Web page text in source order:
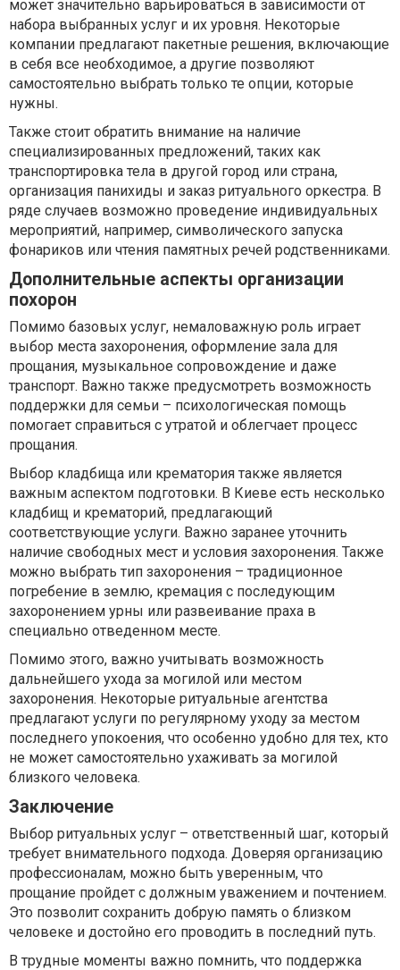
может значительно варьироваться в зависимости от
набора выбранных услуг и их уровня. Некоторые
компании предлагают пакетные решения, включающие
в себя все необходимое, а другие позволяют
самостоятельно выбрать только те опции, которые
нужны.
Также стоит обратить внимание на наличие
специализированных предложений, таких как
транспортировка тела в другой город или страна,
организация панихиды и заказ ритуального оркестра. В
ряде случаев возможно проведение индивидуальных
мероприятий, например, символического запуска
фонариков или чтения памятных речей родственниками.
Дополнительные аспекты организации
похорон
Помимо базовых услуг, немаловажную роль играет
выбор места захоронения, оформление зала для
прощания, музыкальное сопровождение и даже
транспорт. Важно также предусмотреть возможность
поддержки для семьи – психологическая помощь
помогает справиться с утратой и облегчает процесс
прощания.
Выбор кладбища или крематория также является
важным аспектом подготовки. В Киеве есть несколько
кладбищ и крематорий, предлагающий
соответствующие услуги. Важно заранее уточнить
наличие свободных мест и условия захоронения. Также
можно выбрать тип захоронения – традиционное
погребение в землю, кремация с последующим
захоронением урны или развеивание праха в
специально отведенном месте.
Помимо этого, важно учитывать возможность
дальнейшего ухода за могилой или местом
захоронения. Некоторые ритуальные агентства
предлагают услуги по регулярному уходу за местом
последнего упокоения, что особенно удобно для тех, кто
не может самостоятельно ухаживать за могилой
близкого человека.
Заключение
Выбор ритуальных услуг – ответственный шаг, который
требует внимательного подхода. Доверяя организацию
профессионалам, можно быть уверенным, что
прощание пройдет с должным уважением и почтением.
Это позволит сохранить добрую память о близком
человеке и достойно его проводить в последний путь.
В трудные моменты важно помнить, что поддержка